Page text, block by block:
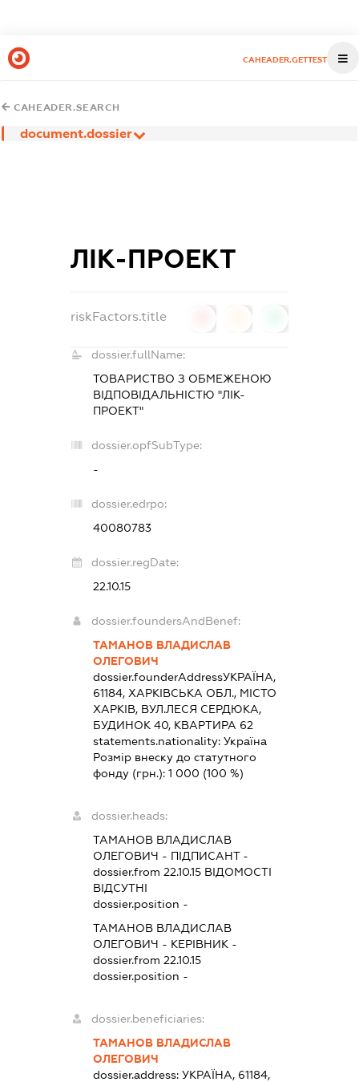
CAHEADER.GETTEST
CAHEADER.SEARCH
document.dossier
ЛІК-ПРОЕКТ
riskFactors.title
dossier.fullName:
ТОВАРИСТВО З ОБМЕЖЕНОЮ
ВІДПОВІДАЛЬНІСТЮ "ЛІК-
ПРОЕКТ"
dossier.opfSubType:
-
dossier.edrpo:
40080783
dossier.regDate:
22.10.15
dossier.foundersAndBenef:
ТАМАНОВ ВЛАДИСЛАВ
ОЛЕГОВИЧ
dossier.founderAddressУКРАЇНА,
61184, ХАРКІВСЬКА ОБЛ., МІСТО
ХАРКІВ, ВУЛ.ЛЕСЯ СЕРДЮКА,
БУДИНОК 40, КВАРТИРА 62
statements.nationality:Україна
Розмір внеску до статутного
фонду (грн.):1 000 (100 %)
dossier.heads:
ТАМАНОВ ВЛАДИСЛАВ
ОЛЕГОВИЧ - ПІДПИСАНТ-
dossier.from 22.10.15 ВІДОМОСТІ
ВІДСУТНІ
dossier.position -
ТАМАНОВ ВЛАДИСЛАВ
ОЛЕГОВИЧ - КЕРІВНИК -
dossier.from 22.10.15
dossier.position -
dossier.beneficiaries:
ТАМАНОВ ВЛАДИСЛАВ
ОЛЕГОВИЧ
dossier.address:УКРАЇНА, 61184,